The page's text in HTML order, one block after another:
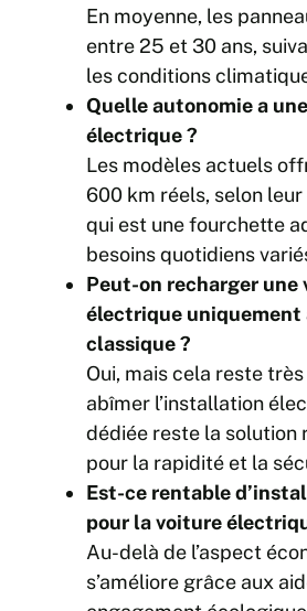
En moyenne, les
entre 25 et 30 ans,
les conditions
Quelle autonomie a
électrique ?
Les modèles actuels
600 km réels, selon leur
qui est une fourchette
besoins quotidiens
Peut-on recharger une
électrique uniquement
classique ?
Oui, mais cela reste
abîmer l’installation
dédiée reste la solution
pour la rapidité et la
Est-ce rentable
pour la voiture
Au-delà de l’aspect
s’améliore grâce aux